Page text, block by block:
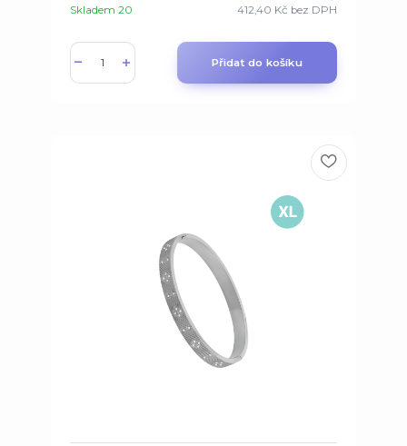
412,40 Kč bez DPH
Skladem 20
Přidat do košíku